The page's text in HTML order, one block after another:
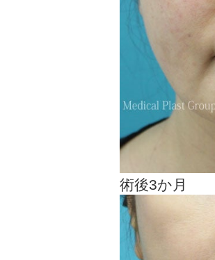
術後3か月